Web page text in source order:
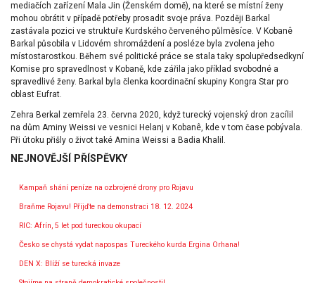
mediačích zařízení Mala Jin (Ženském domě), na které se místní ženy
mohou obrátit v případě potřeby prosadit svoje práva. Později Barkal
zastávala pozici ve struktuře Kurdského červeného půlměsíce. V Kobanê
Barkal působila v Lidovém shromáždení a posléze byla zvolena jeho
místostarostkou. Během své politické práce se stala taky spolupředsedkyní
Komise pro spravedlnost v Kobaně, kde zářila jako příklad svobodné a
spravedlivé ženy. Barkal byla členka koordinační skupiny Kongra Star pro
oblast Eufrat.
Zehra Berkal zemřela 23. června 2020, když turecký vojenský dron zacílil
na dům Aminy Weissi ve vesnici Helanj v Kobanê, kde v tom čase pobývala.
Při útoku přišly o život také Amina Weissi a Badia Khalil.
NEJNOVĚJŠÍ PŘÍSPĚVKY
Kampaň shání peníze na ozbrojené drony pro Rojavu
Braňme Rojavu! Přijďte na demonstraci 18. 12. 2024
RIC: Afrín, 5 let pod tureckou okupací
Česko se chystá vydat napospas Tureckého kurda Ergina Orhana!
DEN X: Blíží se turecká invaze